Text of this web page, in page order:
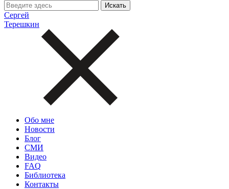
Сергей
Терешкин
Обо мне
Новости
Блог
СМИ
Видео
FAQ
Библиотека
Контакты